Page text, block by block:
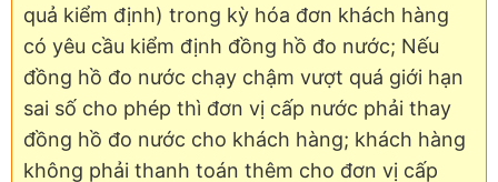
quả kiểm định) trong kỳ hóa đơn khách hàng
có yêu cầu kiểm định đồng hồ đo nước; Nếu
đồng hồ đo nước chạy chậm vượt quá giới hạn
sai số cho phép thì đơn vị cấp nước phải thay
đồng hồ đo nước cho khách hàng; khách hàng
không phải thanh toán thêm cho đơn vị cấp